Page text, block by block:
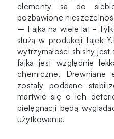
elementy są do
pozbawione
– Fajka na wiele lat -
służą w produkcji fajek
wytrzymałości shishy
fajka jest względnie
chemiczne. Drewniane
zostały poddane
martwić się o ich
pielęgnacji będą
użytkowania.